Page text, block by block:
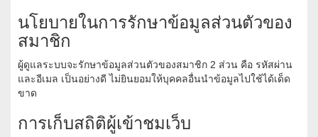
นโยบายในการรักษาข้อมูลส่วนตัวของ
สมาชิก
ผู้ดูแลระบบจะรักษาข้อมูลส่วนตัวของสมาชิก 2 ส่วน คือ รหัสผ่าน
และอีเมล เป็นอย่างดี ไม่ยินยอมให้บุคคลอื่นนำข้อมูลไปใช้ได้เด็ด
ขาด
การเก็บสถิติผู้เข้าชมเว็บ